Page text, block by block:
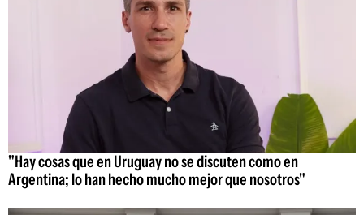
"Hay cosas que en Uruguay no se discuten como en
Argentina; lo han hecho mucho mejor que nosotros"